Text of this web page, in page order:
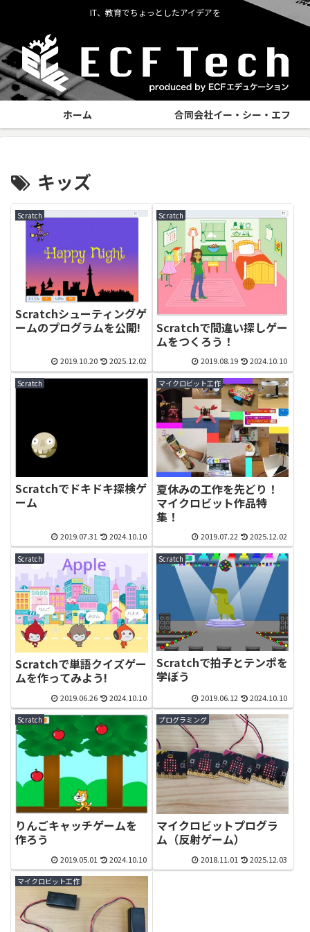
IT、教育でちょっとしたアイデアを
ホーム 合同会社イー・シー・エフ
キッズ
Scratch
Scratchシューティングゲ
ームのプログラムを公開!
2019.10.20 2025.12.02
Scratch
Scratchで間違い探しゲー
ムをつくろう！
2019.08.19 2024.10.10
Scratch
Scratchでドキドキ探検ゲ
ーム
2019.07.31 2024.10.10
マイクロビット工作
夏休みの工作を先どり！
マイクロビット作品特
集！
2019.07.22 2025.12.02
Scratch
Scratchで単語クイズゲー
ムを作ってみよう!
2019.06.26 2024.10.10
Scratch
Scratchで拍子とテンポを
学ぼう
2019.06.12 2024.10.10
Scratch
りんごキャッチゲームを
作ろう
2019.05.01 2024.10.10
プログラミング
マイクロビットプログラ
ム（反射ゲーム）
2018.11.01 2025.12.03
マイクロビット工作